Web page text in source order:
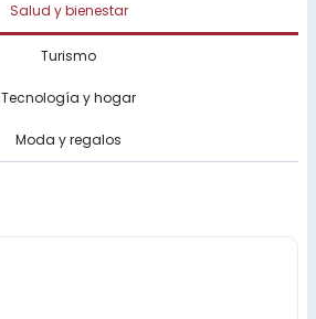
Salud y bienestar
Turismo
Tecnología y hogar
Moda y regalos